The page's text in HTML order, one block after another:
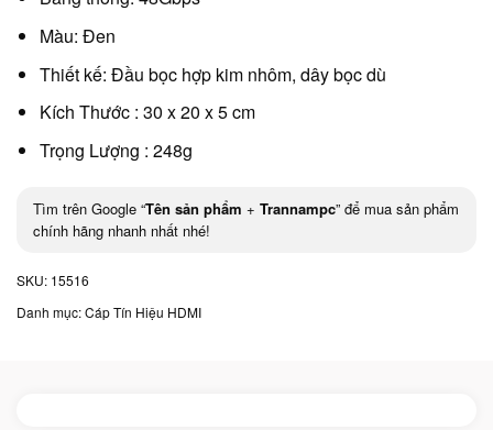
Màu: Đen
Thiết kế: Đầu bọc hợp kim nhôm, dây bọc dù
Kích Thước : 30 x 20 x 5 cm
Trọng Lượng : 248g
Tìm trên Google “Tên sản phẩm + Trannampc” để mua sản phẩm
chính hãng nhanh nhất nhé!
SKU: 15516
Danh mục:Cáp Tín Hiệu HDMI